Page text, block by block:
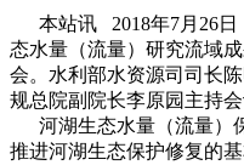
本站讯 2018年7月26日
态水量（流量）研究流域
会。水利部水资源司司长
规总院副院长李原园主持会
河湖生态水量（流量）
推进河湖生态保护修复的